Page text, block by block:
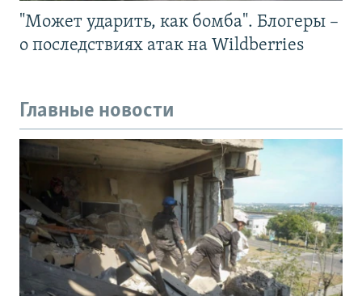
"Может ударить, как бомба". Блогеры –
о последствиях атак на Wildberries
Главные новости